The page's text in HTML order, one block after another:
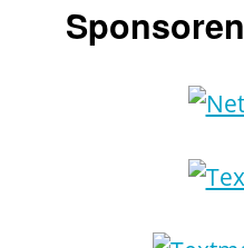
Sponsoren